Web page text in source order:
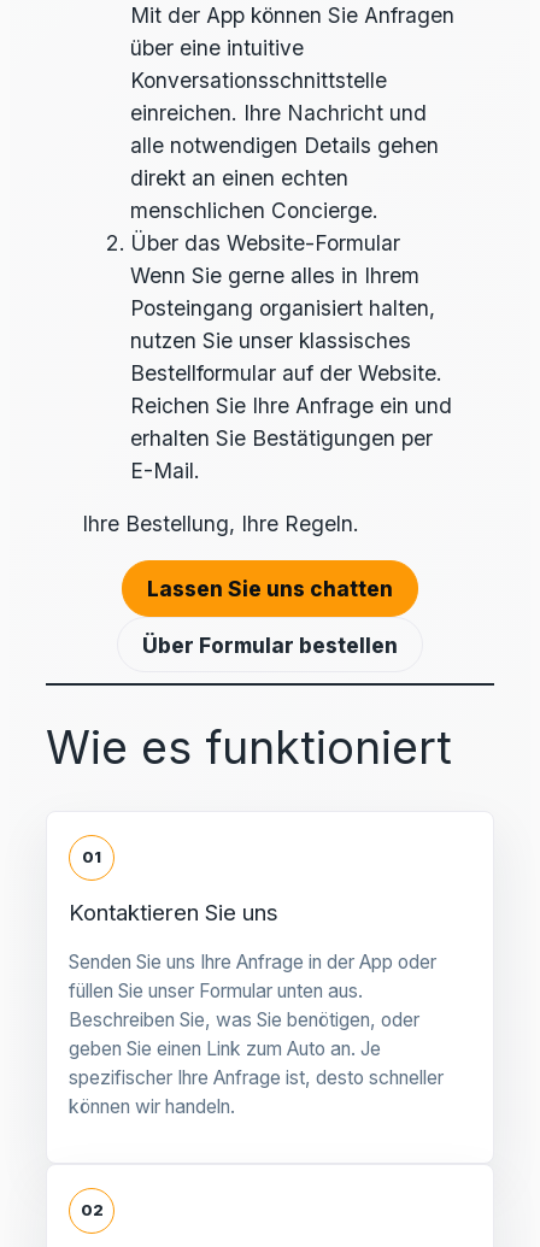
Mit der App können Sie Anfragen
über eine intuitive
Konversationsschnittstelle
einreichen. Ihre Nachricht und
alle notwendigen Details gehen
direkt an einen echten
menschlichen Concierge.
Über das Website-Formular
Wenn Sie gerne alles in Ihrem
Posteingang organisiert halten,
nutzen Sie unser klassisches
Bestellformular auf der Website.
Reichen Sie Ihre Anfrage ein und
erhalten Sie Bestätigungen per
E-Mail.
Ihre Bestellung, Ihre Regeln.
Lassen Sie uns chatten
Über Formular bestellen
Wie es funktioniert
01
Kontaktieren Sie uns
Senden Sie uns Ihre Anfrage in der App oder
füllen Sie unser Formular unten aus.
Beschreiben Sie, was Sie benötigen, oder
geben Sie einen Link zum Auto an. Je
spezifischer Ihre Anfrage ist, desto schneller
können wir handeln.
02